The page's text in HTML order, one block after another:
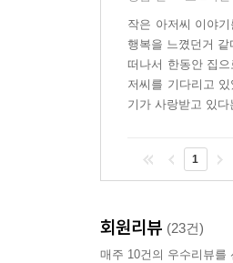
함께 말이지요! - 바
누리과정: 3월-친구,
교과과정: 1-1 봄 1.
2-1 국어 10. 다른 사
작은 아저씨 이야
행복을 느꼈던거
떠나서 한동안 집
저씨를 기다리고
기가 사랑받고 있
1
회원리뷰 (23건)
매주 10건의 우수리뷰를